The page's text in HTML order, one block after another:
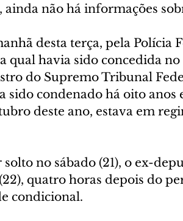
não há informações
desta terça, pela Polícia
qual havia sido concedida
do Supremo Tribunal
sido condenado há oito anos
deste ano, estava em
no sábado (21), o ex-
quatro horas depois do
condicional.